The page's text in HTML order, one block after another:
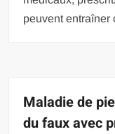
peuvent entraîner
Maladie de
du faux avec